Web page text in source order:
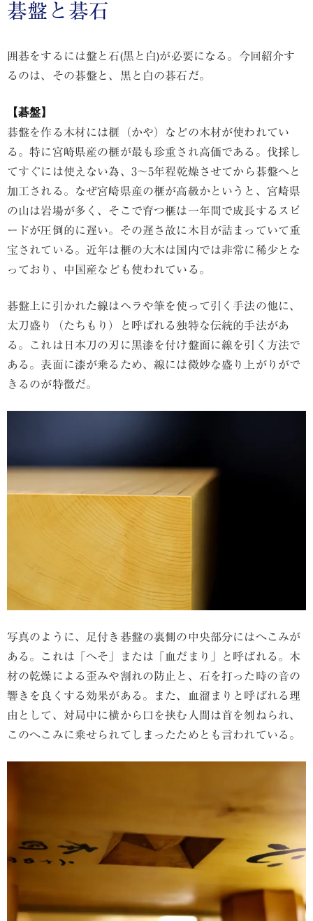
碁盤と碁石
囲碁をするには盤と石(黒と白)が必要になる。今回紹介す
るのは、その碁盤と、黒と白の碁石だ。
【碁盤】
碁盤を作る木材には榧（かや）などの木材が使われてい
る。特に宮崎県産の榧が最も珍重され高価である。伐採し
てすぐには使えない為、3〜5年程乾燥させてから碁盤へと
加工される。なぜ宮崎県産の榧が高級かというと、宮崎県
の山は岩場が多く、そこで育つ榧は一年間で成長するスピ
ードが圧倒的に遅い。その遅さ故に木目が詰まっていて重
宝されている。近年は榧の大木は国内では非常に稀少とな
っており、中国産なども使われている。
碁盤上に引かれた線はヘラや筆を使って引く手法の他に、
太刀盛り（たちもり）と呼ばれる独特な伝統的手法があ
る。これは日本刀の刃に黒漆を付け盤面に線を引く方法で
ある。表面に漆が乗るため、線には微妙な盛り上がりがで
きるのが特徴だ。
写真のように、足付き碁盤の裏側の中央部分にはへこみが
ある。これは「へそ」または「血だまり」と呼ばれる。木
材の乾燥による歪みや割れの防止と、石を打った時の音の
響きを良くする効果がある。また、血溜まりと呼ばれる理
由として、対局中に横から口を挟む人間は首を刎ねられ、
このへこみに乗せられてしまったためとも言われている。